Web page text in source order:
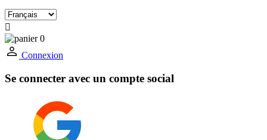

0
Connexion
Se connecter avec un compte social